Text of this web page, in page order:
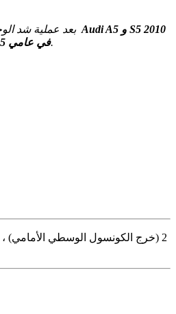
في هذه المقالة ، نعتبر الجيل الأول من Audi A5 / S5 (8T / 8F) بعد عملية شد الوجه ، والذي تم إنتاجه من عام 2010 إلى عام 2016. هنا ستجد المخططات الخاصة بصندوق الصمامات لسيارتي Audi A5 و S5 2010
، 2011 ، 2012 ، 2013 ، 2014 ، في عامي 2015 و 2016، احصل على معلومات حول موقع لوحات المصهر داخل السيارة وتعرف على المزيد حول تخصيص كل مصهر (ترتيب الصمامات).